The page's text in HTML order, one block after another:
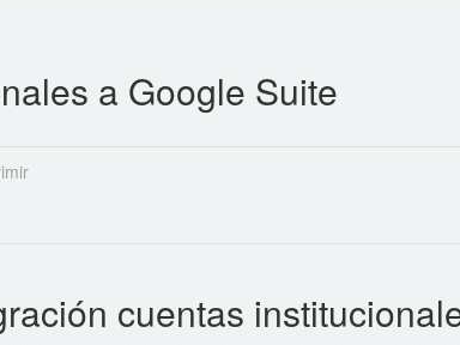
a Google Suite
cuentas